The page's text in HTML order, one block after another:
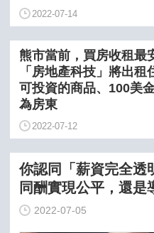
2022-07-14
熊市當前，買房收租最
「房地產科技」將出租
可投資的商品、100美
為房東
2022-07-12
你認同「薪資完全透
同酬實現公平，還是
2022-07-05